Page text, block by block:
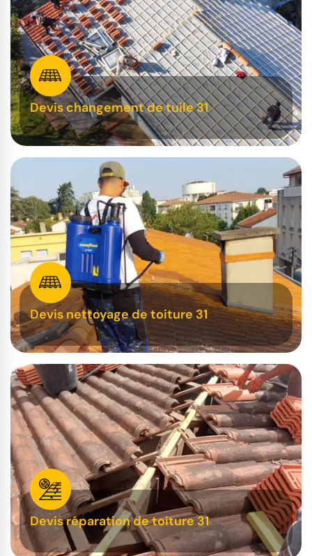
Devis changement de tuile 31
Devis nettoyage de toiture 31
Devis réparation de toiture 31